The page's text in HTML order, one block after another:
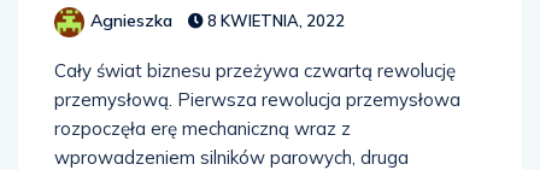
Agnieszka 8 KWIETNIA, 2022
Cały świat biznesu przeżywa czwartą rewolucję
przemysłową. Pierwsza rewolucja przemysłowa
rozpoczęła erę mechaniczną wraz z
wprowadzeniem silników parowych, druga